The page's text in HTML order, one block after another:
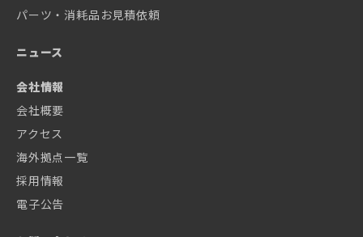
パーツ・消耗品お見積依頼
ニュース
会社情報
会社概要
アクセス
海外拠点一覧
採用情報
電子公告